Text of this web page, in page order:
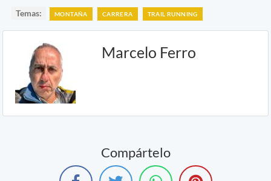
Temas: MONTAÑA CARRERA TRAIL RUNNING
Marcelo Ferro
Compártelo